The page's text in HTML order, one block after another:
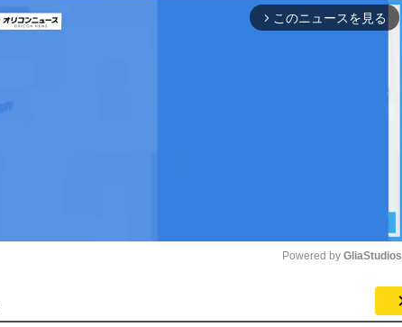
arrow_forward_ios このニュースを見る
Powered by GliaStudios